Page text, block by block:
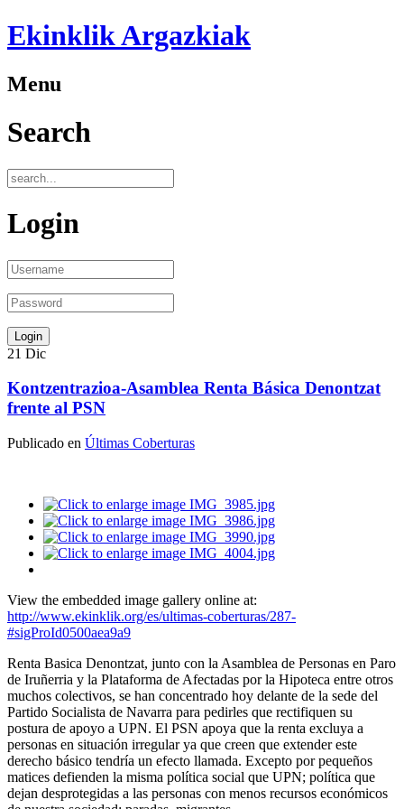
Ekinklik Argazkiak
Menu
Search
Login
21 Dic
Kontzentrazioa-Asamblea Renta Básica Denontzat
frente al PSN
Publicado en Últimas Coberturas
View the embedded image gallery online at:
http://www.ekinklik.org/es/ultimas-coberturas/287-
#sigProId0500aea9a9
Renta Basica Denontzat, junto con la Asamblea de Personas en Paro
de Iruñerria y la Plataforma de Afectadas por la Hipoteca entre otros
muchos colectivos, se han concentrado hoy delante de la sede del
Partido Socialista de Navarra para pedirles que rectifiquen su
postura de apoyo a UPN. El PSN apoya que la renta excluya a
personas en situación irregular ya que creen que extender este
derecho básico tendría un efecto llamada. Excepto por pequeños
matices defienden la misma política social que UPN; política que
dejan desprotegidas a las personas con menos recursos económicos